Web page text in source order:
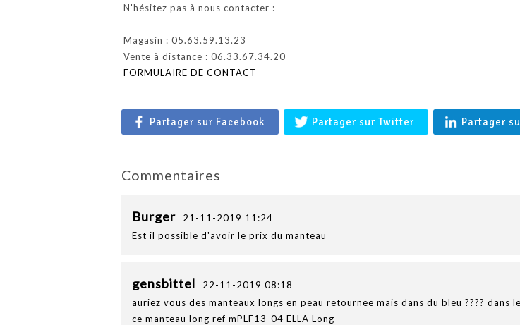
N'hésitez pas à nous contacter :
Magasin : 05.63.59.13.23
Vente à distance : 06.33.67.34.20
FORMULAIRE DE CONTACT
Partager sur Facebook Partager sur Twitter Partager
Commentaires
Burger 21-11-2019 11:24
Est il possible d'avoir le prix du manteau
gensbittel 22-11-2019 08:18
auriez vous des manteaux longs en peau retournee mais dans du bleu ???? dans
ce manteau long ref mPLF13-04 ELLA Long